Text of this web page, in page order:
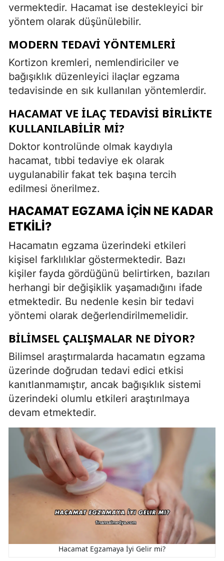
vermektedir. Hacamat ise destekleyici bir
yöntem olarak düşünülebilir.
MODERN TEDAVI YÖNTEMLERI
Kortizon kremleri, nemlendiriciler ve
bağışıklık düzenleyici ilaçlar egzama
tedavisinde en sık kullanılan yöntemlerdir.
HACAMAT VE İLAÇ TEDAVISI BIRLIKTE
KULLANILABILIR MI?
Doktor kontrolünde olmak kaydıyla
hacamat, tıbbi tedaviye ek olarak
uygulanabilir fakat tek başına tercih
edilmesi önerilmez.
HACAMAT EGZAMA İÇIN NE KADAR
ETKILI?
Hacamatın egzama üzerindeki etkileri
kişisel farklılıklar göstermektedir. Bazı
kişiler fayda gördüğünü belirtirken, bazıları
herhangi bir değişiklik yaşamadığını ifade
etmektedir. Bu nedenle kesin bir tedavi
yöntemi olarak değerlendirilmemelidir.
BILIMSEL ÇALIŞMALAR NE DIYOR?
Bilimsel araştırmalarda hacamatın egzama
üzerinde doğrudan tedavi edici etkisi
kanıtlanmamıştır, ancak bağışıklık sistemi
üzerindeki olumlu etkileri araştırılmaya
devam etmektedir.
Hacamat Egzamaya İyi Gelir mi?